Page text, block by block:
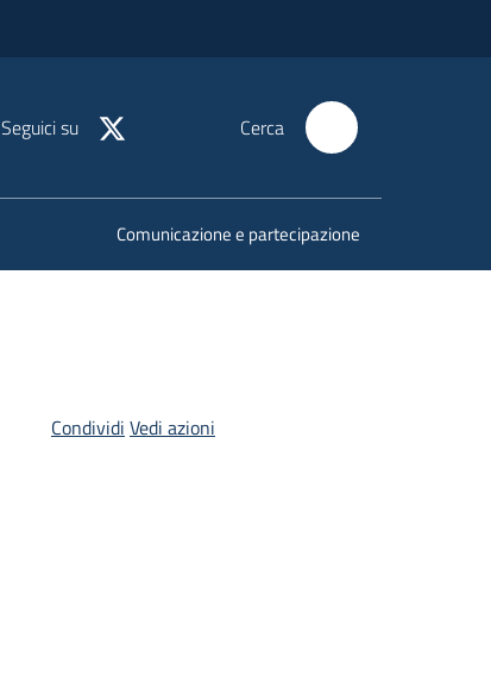
Seguici su Cerca
Comunicazione e partecipazione
Condividi Vedi azioni